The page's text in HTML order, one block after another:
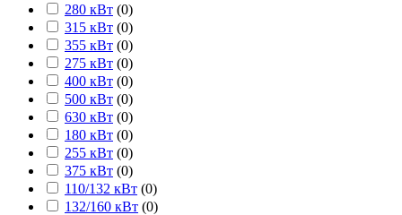
280 кВт (0)
315 кВт (0)
355 кВт (0)
275 кВт (0)
400 кВт (0)
500 кВт (0)
630 кВт (0)
180 кВт (0)
255 кВт (0)
375 кВт (0)
110/132 кВт (0)
132/160 кВт (0)